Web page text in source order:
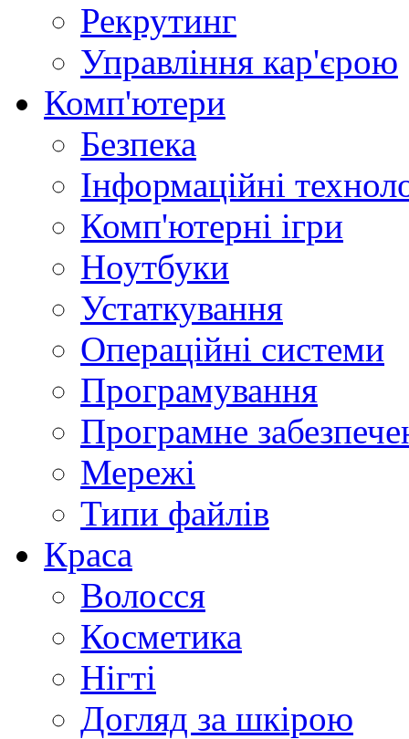
Рекрутинг
Управління кар'єрою
Комп'ютери
Безпека
Інформаційні
Комп'ютерні ігри
Ноутбуки
Устаткування
Операційні системи
Програмування
Програмне
Мережі
Типи файлів
Краса
Волосся
Косметика
Нігті
Догляд за шкірою